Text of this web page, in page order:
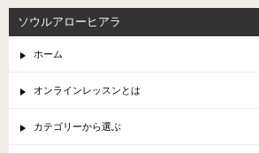
ソウルアローヒアラ
ホーム
オンラインレッスンとは
カテゴリーから選ぶ